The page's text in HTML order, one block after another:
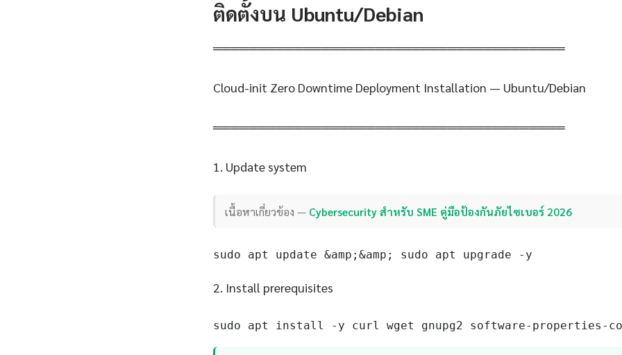
ติดตั้งบน Ubuntu/Debian
═══════════════════════════════════════
Cloud-init Zero Downtime Deployment Installation — Ubuntu/Debian
═══════════════════════════════════════
1. Update system
เนื้อหาเกี่ยวข้อง — Cybersecurity สำหรับ SME คู่มือป้องกันภัยไซเบอร์ 2026
sudo apt update &amp;&amp; sudo apt upgrade -y
2. Install prerequisites
sudo apt install -y curl wget gnupg2 software-properties-